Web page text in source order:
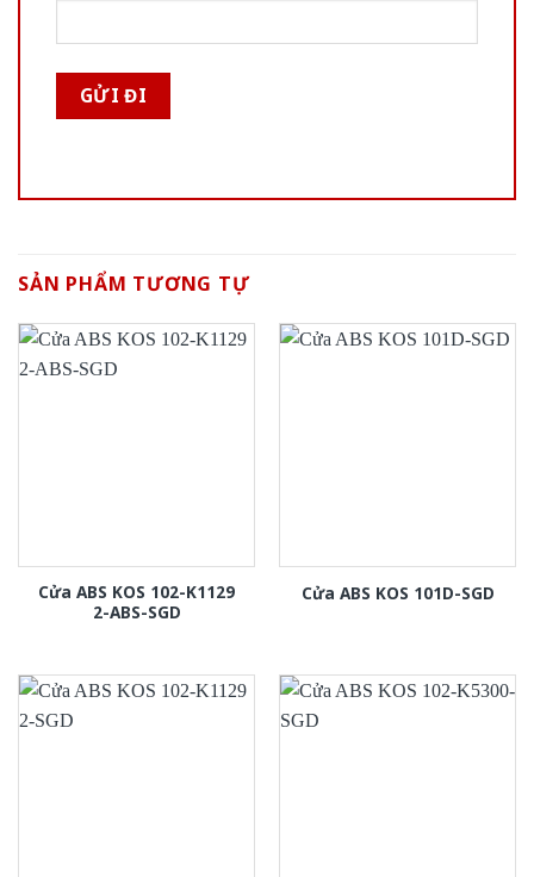
SẢN PHẨM TƯƠNG TỰ
Cửa ABS KOS 102-K1129
2-ABS-SGD
Cửa ABS KOS 101D-SGD